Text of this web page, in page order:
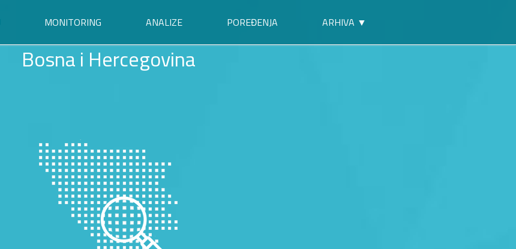
MONITORING ANALIZE POREĐENJA ARHIVA ▼
Bosna i Hercegovina